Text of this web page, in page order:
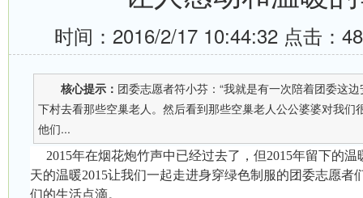
时间：2016/2/17 10:44:32 点击：
核心提示： 团委志愿者符小芬：“我就是有一次陪着团委这
下村去看那些空巢老人。然后看到那些空巢老人公公婆婆对我们
他们...
2015年在烟花炮竹声中已经过去了，但2015年留下的温
天的温暖2015让我们一起走进身穿绿色制服的团委志愿者
们的生活点滴。